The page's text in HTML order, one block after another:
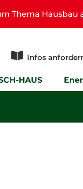
Thema Hausbau
Infos
HAUS